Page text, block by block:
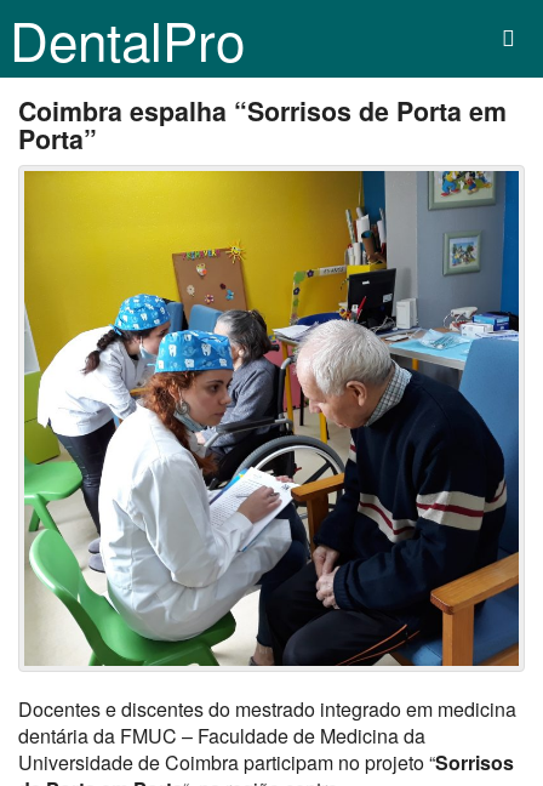
DentalPro
Coimbra espalha “Sorrisos de Porta em
Porta”
Docentes e discentes do mestrado integrado em medicina
dentária da FMUC – Faculdade de Medicina da
Universidade de Coimbra participam no projeto “Sorrisos